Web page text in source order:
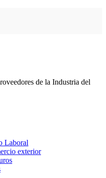
de la Industria del
Laboral
exterior